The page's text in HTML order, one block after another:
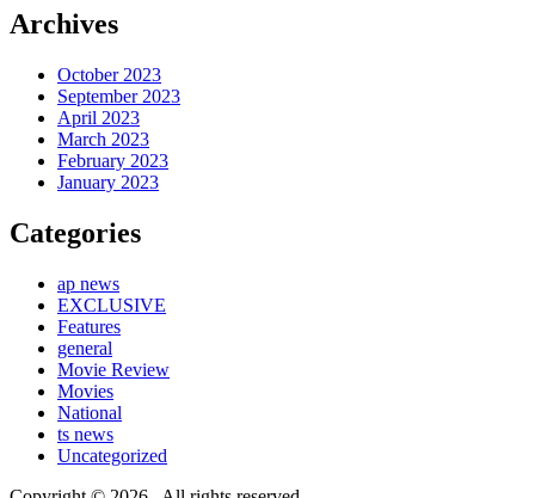
Archives
October 2023
September 2023
April 2023
March 2023
February 2023
January 2023
Categories
ap news
EXCLUSIVE
Features
general
Movie Review
Movies
National
ts news
Uncategorized